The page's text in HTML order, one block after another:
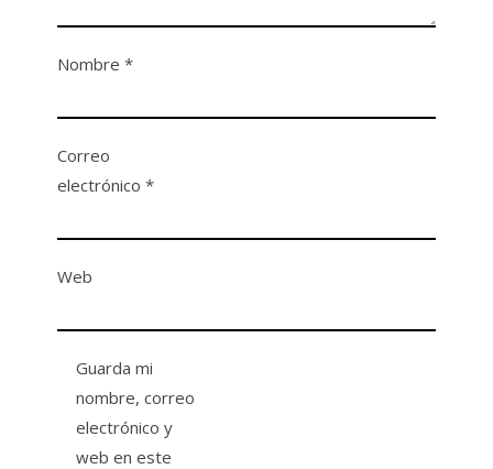
Nombre*
Correo
electrónico*
Web
Guarda mi
nombre, correo
electrónico y
web en este